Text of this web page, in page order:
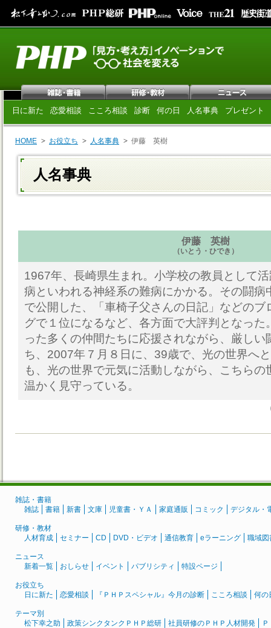
日に新た 恋愛相談 こころ相談 診断 何の日 人名事典 プレゼント
HOME お役立ち 人名事典 伊藤 英樹
人名事典
伊藤 英樹
（いとう・ひでき）
1967年、長崎県生まれ。小学校の教員として
病といわれる神経系の難病にかかる。その闘病
で公開した、「車椅子父さんの日記」などのブ
グで１位になるなど、各方面で大評判となった
った多くの仲間たちに応援されながら、厳しい
ち、2007年７月８日に、39歳で、光の世界へ
も、光の世界で元気に活動しながら、こちらの
温かく見守っている。
雑誌・書籍
雑誌
書籍 新書 文庫 児童書・ＹＡ 家庭通販 コミック デジタル・
研修・教材
人材育成
セミナー CD DVD・ビデオ 通信教育 eラーニング 職域図
ニュース
新着一覧
おしらせ イベント パブリシティ 特設ページ
お役立ち
日に新た
恋愛相談 『ＰＨＰスペシャル』今月の診断 こころ相談 何の
テーマ別
松下幸之助
政策シンクタンクＰＨＰ総研 社員研修のＰＨＰ人材開発